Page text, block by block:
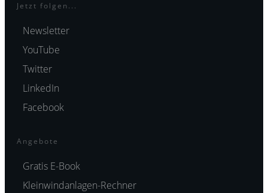
Jetzt folgen...
Newsletter
YouTube
Twitter
LinkedIn
Facebook
Angebote
Gratis E-Book
Kleinwindanlagen-Rechner